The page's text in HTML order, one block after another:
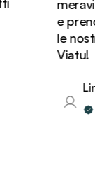
e
le
Viatu!